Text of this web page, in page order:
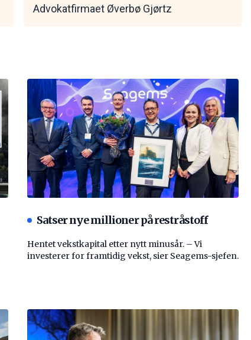
Advokatfirmaet Øverbø Gjørtz
Satser nye millioner på restråstoff
Hentet vekstkapital etter nytt minusår. – Vi
investerer for framtidig vekst, sier Seagems-sjefen.